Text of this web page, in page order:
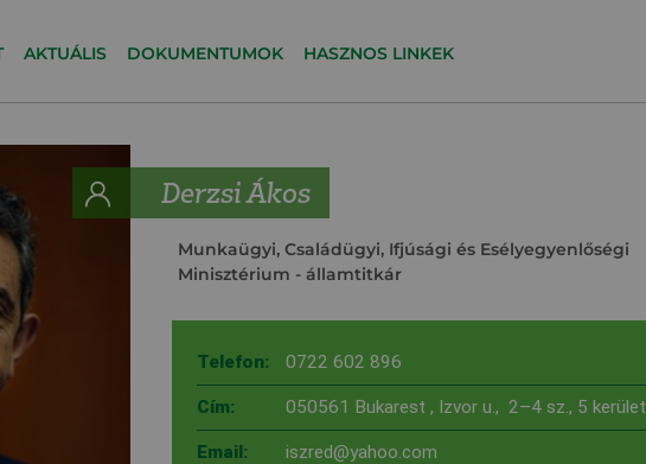
AKTUÁLIS DOKUMENTUMOK HASZNOS LINKEK
Derzsi Ákos
Munkaügyi, Családügyi, Ifjúsági és Esélyegyenlőségi
Minisztérium - államtitkár
Telefon: 0722 602 896
Cím: 050561 Bukarest , Izvor u., 2–4 sz., 5 kerület
Email: iszred@yahoo.com